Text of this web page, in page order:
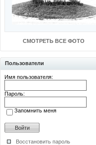
СМОТРЕТЬ ВСЕ ФОТО
Пользователи
Имя пользователя:
Пароль:
Запомнить меня
Восстановить пароль